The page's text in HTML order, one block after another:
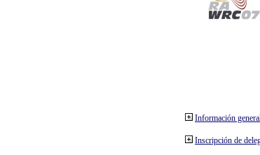
Información
Inscripción de